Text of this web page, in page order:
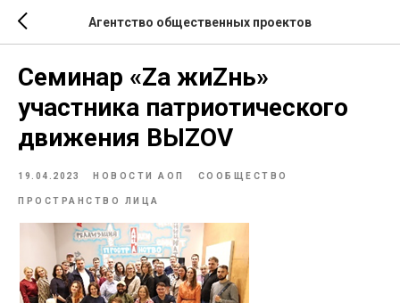
Агентство общественных проектов
Семинар «Za жиZнь»
участника патриотического
движения ВЫZOV
19.04.2023 НОВОСТИ АОП СООБЩЕСТВО
ПРОСТРАНСТВО ЛИЦА